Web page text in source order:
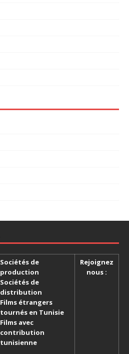
Sociétés de
production
Sociétés de
distribution
Films étrangers
tournés en Tunisie
Films avec
contribution
tunisienne
Rejoignez
nous :